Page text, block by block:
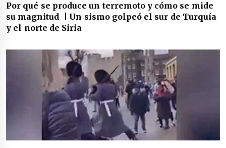
Por qué se produce un terremoto y cómo se mide
su magnitud | Un sismo golpeó el sur de Turquía
y el norte de Siria